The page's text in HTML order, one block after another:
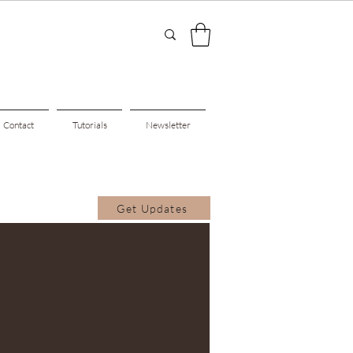
Contact Tutorials Newsletter
Get Updates